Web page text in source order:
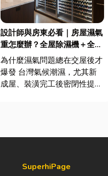
設計師與房東必看｜房屋濕氣
重怎麼辦？全屋除濕機＋全熱
交換器整合安裝|提升居住品
質與續租率
為什麼濕氣問題總在交屋後才
爆發 台灣氣候潮濕，尤其新
成屋、裝潢完工後密閉性提
SuperhiPage